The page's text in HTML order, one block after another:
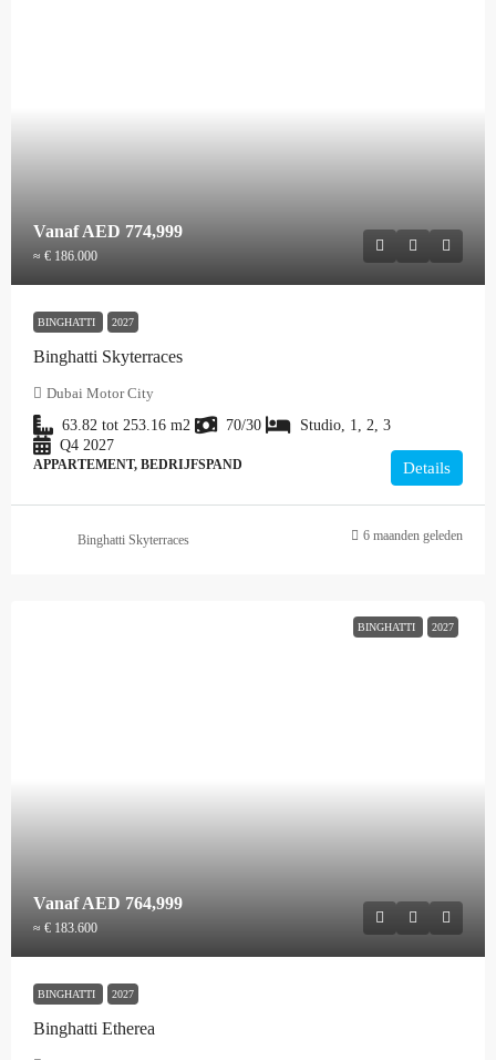
VanafAED 774,999
≈ € 186.000
BINGHATTI 2027
Binghatti Skyterraces
Dubai Motor City
63.82 tot 253.16 m2 70/30
Studio, 1, 2, 3
Q4 2027
APPARTEMENT, BEDRIJFSPAND Details
Binghatti Skyterraces 6 maanden geleden
BINGHATTI 2027
VanafAED 764,999
≈ € 183.600
BINGHATTI 2027
Binghatti Etherea